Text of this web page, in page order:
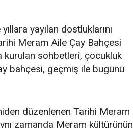
yayılan dostluklarını
Meram Aile Çay Bahçesi
kurulan sohbetleri, çocukluk
bahçesi, geçmiş ile bugünü
düzenlenen Tarihi Meram
zamanda Meram kültürünün